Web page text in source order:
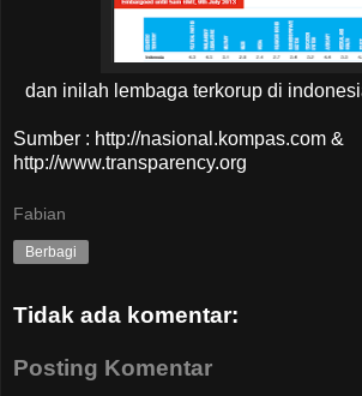
dan inilah lembaga terkorup di
Sumber : http://nasional.kompas.com &
http://www.transparency.org
Fabian
Berbagi
Tidak ada komentar:
Posting Komentar